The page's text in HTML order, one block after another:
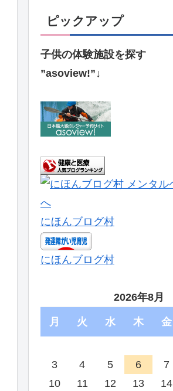
ピックアップ
子供の体験施設を探す
”asoview!”↓
にほんブログ村
にほんブログ村
2026年8月
月 火 水 木 金
3
4 5 6 7
10
11 12 13 14